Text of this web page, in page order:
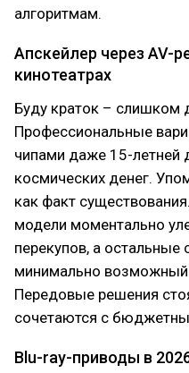
алгоритмам.
Апскейлер через AV-
кинотеатрах
Буду краток – слишком
Профессиональные
чипами даже 15-летней
космических денег.
как факт
модели моментально
перекупов, а остальные
минимально возможный
Передовые решения
сочетаются с
Blu-ray-приводы в